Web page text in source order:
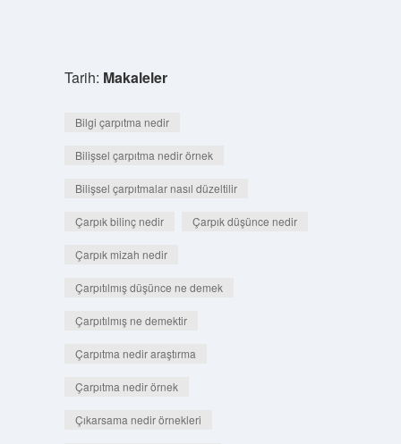
Tarih: Makaleler
Bilgi çarpıtma nedir
Bilişsel çarpıtma nedir örnek
Bilişsel çarpıtmalar nasıl düzeltilir
Çarpık bilinç nedir Çarpık düşünce nedir
Çarpık mizah nedir
Çarpıtılmış düşünce ne demek
Çarpıtılmış ne demektir
Çarpıtma nedir araştırma
Çarpıtma nedir örnek
Çıkarsama nedir örnekleri